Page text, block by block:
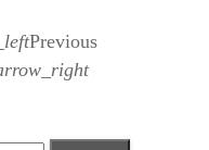
Previous